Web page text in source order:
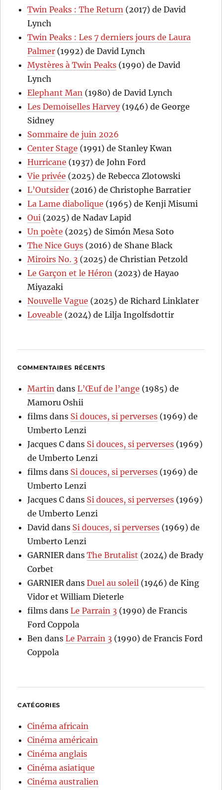
Twin Peaks : The Return (2017) de David
Lynch
Twin Peaks : Les 7 derniers jours de Laura
Palmer (1992) de David Lynch
Mystères à Twin Peaks (1990) de David
Lynch
Elephant Man (1980) de David Lynch
Les Demoiselles Harvey(1946) de George
Sidney
Sommaire de juin 2026
Center Stage (1991) de Stanley Kwan
Hurricane (1937) de John Ford
Vie privée (2025) de Rebecca Zlotowski
L’Outsider (2016) de Christophe Barratier
La Lame diabolique (1965) de Kenji Misumi
Oui (2025) de Nadav Lapid
Un poète (2025) de Simón Mesa Soto
The Nice Guys (2016) de Shane Black
Miroirs No. 3 (2025) de Christian Petzold
Le Garçon et le Héron (2023) de Hayao
Miyazaki
Nouvelle Vague (2025) de Richard Linklater
Loveable (2024) de Lilja Ingolfsdottir
COMMENTAIRES RÉCENTS
Martin dansL’Œuf de l’ange (1985) de
Mamoru Oshii
films dans Si douces, si perverses (1969) de
Umberto Lenzi
Jacques C dans Si douces, si perverses (1969)
de Umberto Lenzi
films dans Si douces, si perverses (1969) de
Umberto Lenzi
Jacques C dans Si douces, si perverses (1969)
de Umberto Lenzi
David dans Si douces, si perverses (1969) de
Umberto Lenzi
GARNIERdansThe Brutalist (2024) de Brady
Corbet
GARNIERdansDuel au soleil (1946) de King
Vidor et William Dieterle
films dansLe Parrain 3 (1990) de Francis
Ford Coppola
Ben dansLe Parrain 3 (1990) de Francis Ford
Coppola
CATÉGORIES
Cinéma africain
Cinéma américain
Cinéma anglais
Cinéma asiatique
Cinéma australien